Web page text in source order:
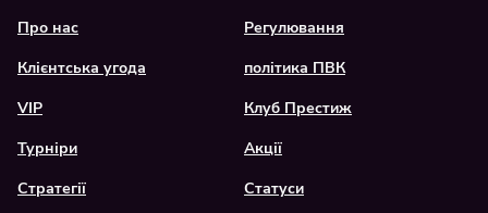
Про нас
Регулювання
Клієнтська угода
політика ПВК
VIP
Клуб Престиж
Турніри
Акції
Стратегії
Статуси